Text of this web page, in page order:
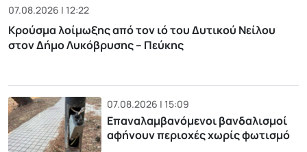
07.08.2026 | 12:22
Κρούσμα λοίμωξης από τον ιό του Δυτικού Νείλου
στον Δήμο Λυκόβρυσης – Πεύκης
07.08.2026 | 15:09
Επαναλαμβανόμενοι βανδαλισμοί
αφήνουν περιοχές χωρίς φωτισμό